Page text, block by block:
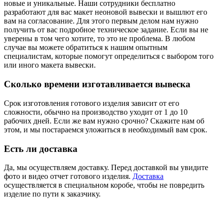
новые и уникальные. Наши сотрудники бесплатно
разработают для вас макет неоновой вывески и вышлют его
вам на согласование. Для этого первым делом нам нужно
получить от вас подробное техническое задание. Если вы не
уверены в том чего хотите, то это не проблема. В любом
случае вы можете обратиться к нашим опытным
специалистам, которые помогут определиться с выбором того
или иного макета вывески.
Сколько времени изготавливается вывеска
Срок изготовления готового изделия зависит от его
сложности, обычно на производство уходит от 1 до 10
рабочих дней. Если же вам нужно срочно? Скажите нам об
этом, и мы постараемся уложиться в необходимый вам срок.
Есть ли доставка
Да, мы осуществляем доставку. Перед доставкой вы увидите
фото и видео отчет готового изделия. Доставка
осуществляется в специальном коробе, чтобы не повредить
изделие по пути к заказчику.